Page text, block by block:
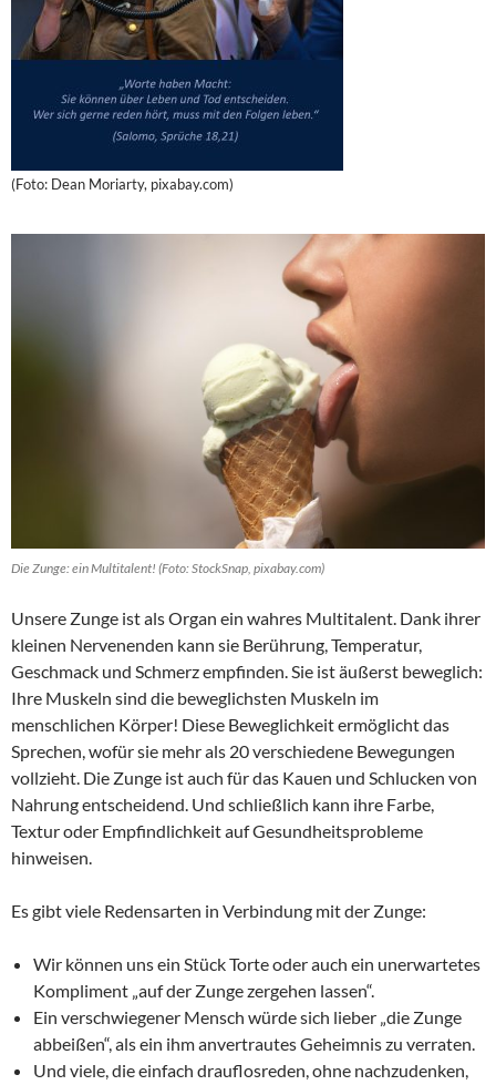
(Foto: Dean Moriarty, pixabay.com)
Die Zunge: ein Multitalent! (Foto: StockSnap, pixabay.com)
Unsere Zunge ist als Organ ein wahres Multitalent. Dank ihrer
kleinen Nervenenden kann sie Berührung, Temperatur,
Geschmack und Schmerz empfinden. Sie ist äußerst beweglich:
Ihre Muskeln sind die beweglichsten Muskeln im
menschlichen Körper! Diese Beweglichkeit ermöglicht das
Sprechen, wofür sie mehr als 20 verschiedene Bewegungen
vollzieht. Die Zunge ist auch für das Kauen und Schlucken von
Nahrung entscheidend. Und schließlich kann ihre Farbe,
Textur oder Empfindlichkeit auf Gesundheitsprobleme
hinweisen.
Es gibt viele Redensarten in Verbindung mit der Zunge:
Wir können uns ein Stück Torte oder auch ein unerwartetes
Kompliment „auf der Zunge zergehen lassen“.
Ein verschwiegener Mensch würde sich lieber „die Zunge
abbeißen“, als ein ihm anvertrautes Geheimnis zu verraten.
Und viele, die einfach drauflosreden, ohne nachzudenken,